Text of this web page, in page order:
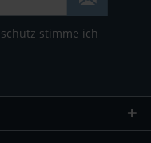
stimme ich